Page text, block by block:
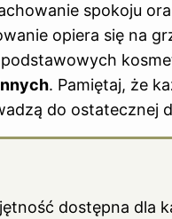
spokoju
opiera się na
. Pamiętaj, że
do ostatecznej
dostępna dla